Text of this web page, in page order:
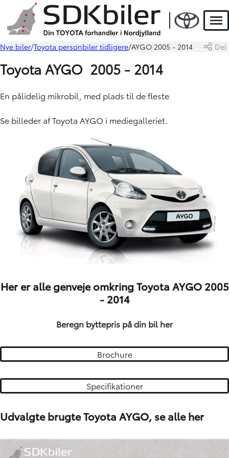
Nye biler Toyota personbiler tidligere AYGO 2005 - 2014 Del
Toyota AYGO 2005 - 2014
En pålidelig mikrobil, med plads til de fleste
Se billeder af Toyota AYGO i mediegalleriet.
Her er alle genveje omkring Toyota AYGO 2005
- 2014
Beregn byttepris på din bil her
Brochure
Specifikationer
Udvalgte brugte Toyota AYGO, se alle her